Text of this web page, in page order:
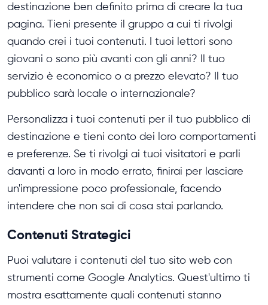
destinazione ben definito prima di creare la tua
pagina. Tieni presente il gruppo a cui ti rivolgi
quando crei i tuoi contenuti. I tuoi lettori sono
giovani o sono più avanti con gli anni? Il tuo
servizio è economico o a prezzo elevato? Il tuo
pubblico sarà locale o internazionale?
Personalizza i tuoi contenuti per il tuo pubblico di
destinazione e tieni conto dei loro comportamenti
e preferenze. Se ti rivolgi ai tuoi visitatori e parli
davanti a loro in modo errato, finirai per lasciare
un'impressione poco professionale, facendo
intendere che non sai di cosa stai parlando.
Contenuti Strategici
Puoi valutare i contenuti del tuo sito web con
strumenti come Google Analytics. Quest'ultimo ti
mostra esattamente quali contenuti stanno